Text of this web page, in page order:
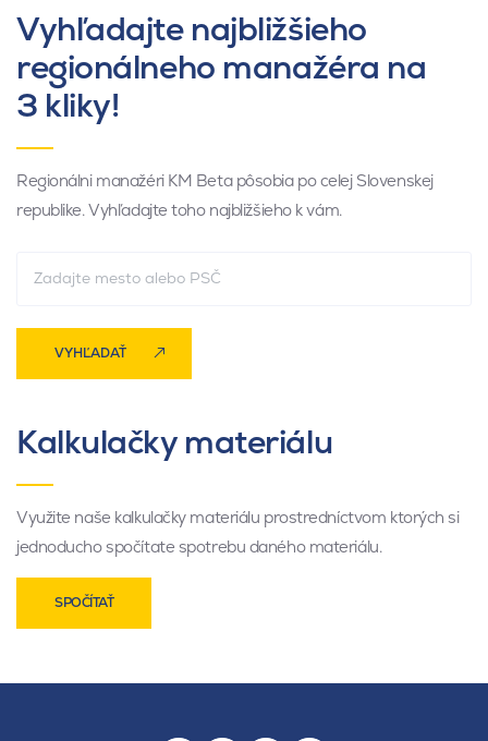
Vyhľadajte najbližšieho
regionálneho manažéra na
3 kliky!
Regionálni manažéri KM Beta pôsobia po celej Slovenskej
republike. Vyhľadajte toho najbližšieho k vám.
VYHĽADAŤ
Kalkulačky materiálu
Využite naše kalkulačky materiálu prostredníctvom ktorých si
jednoducho spočítate spotrebu daného materiálu.
SPOČÍTAŤ